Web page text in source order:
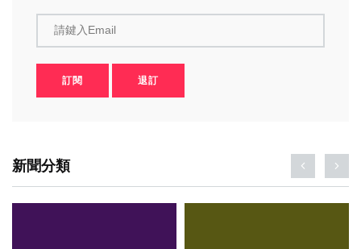
請鍵入Email
訂閱 退訂
新聞分類